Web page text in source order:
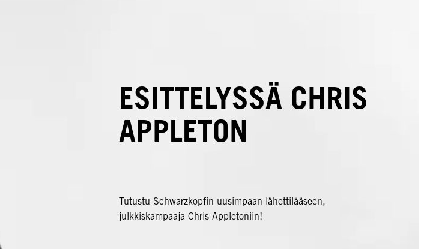
ESITTELYSSÄ CHRIS
APPLETON
Tutustu Schwarzkopfin uusimpaan lähettilääseen,
julkkiskampaaja Chris Appletoniin!